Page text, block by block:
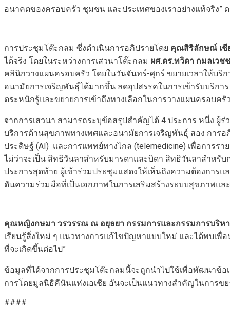
อนาคตของครอบครัว ชุมชน และประเทศของเราอย่างแท้จริง”
การประชุมโต๊ะกลม ซึ่งดำเนินการอภิปรายโดย คุณสิริลักษณ์ เชี
ได้จริง โดยในระหว่างการเสวนาโต๊ะกลม ผศ.ดร.ทวิดา กมลเวช
คลินิกวางแผนครอบครัว โดยในวันจันทร์-ศุกร์ ขยายเวลาให้บริ
อนามัยการเจริญพันธุ์ได้มากขึ้น ลดอุปสรรคในการเข้ารับบริก
ตระหนักรู้และขยายการเข้าถึงทางเลือกในการวางแผนครอบครั
จากการเสวนา สามารถระบุข้อสรุปสำคัญได้ 4 ประการ หนึ่ง ผู้
บริการด้านสุขภาพทางเพศและอนามัยการเจริญพันธุ์ สอง กา
ประดิษฐ์ (AI) และการแพทย์ทางไกล (telemedicine) เพื่อการ
ไม่ว่าจะเป็น สิทธิวันลาสำหรับมารดาและบิดา สิทธิวันลาสำห
ประการสุดท้าย ผู้เข้าร่วมประชุมแสดงให้เห็นถึงความต้องการ
ดันความร่วมมือที่เป็นเอกภาพในการเสริมสร้างระบบสุขภาพแล
คุณหญิงกษมา วรวรรณ ณ อยุธยา กรรมการและกรรมการบริห
เรียนรู้สิ่งใหม่ ๆ แนวทางการแก้ไขปัญหาแบบใหม่ และได้พบเพื่
ที่จะเกิดขึ้นต่อไป”
ข้อมูลที่ได้จากการประชุมโต๊ะกลมนี้จะถูกนำไปใช้เพื่อพัฒนาข้อ
การโดยมูลนิธิคีนันแห่งเอเชีย อันจะเป็นแนวทางสำคัญในการข
####